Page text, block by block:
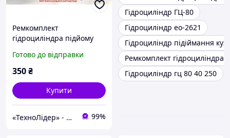
Ремкомплект
гідроциліндра підйому
екскаватора "Карпатець"
ПЕА-1.0
Готово до відправки
350₴
Купити
«ТехноЛідер» - запчастини для сільськогосподарської техніки 99%
Гідроциліндр ГЦ-80
Гідроциліндр ео-2621
Гідроциліндр підіймання
Ремкомплект гідроциліндра
Гідроциліндр гц 80 40 250